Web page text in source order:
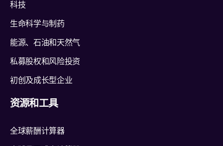
科技
生命科学与制药
能源、石油和天然气
私募股权和风险投资
初创及成长型企业
资源和工具
全球薪酬计算器